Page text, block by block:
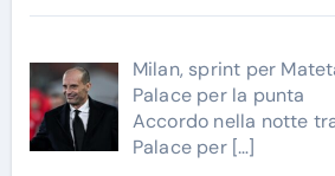
Milan, sprint per
Palace per la punta
Accordo nella notte
Palace per […]